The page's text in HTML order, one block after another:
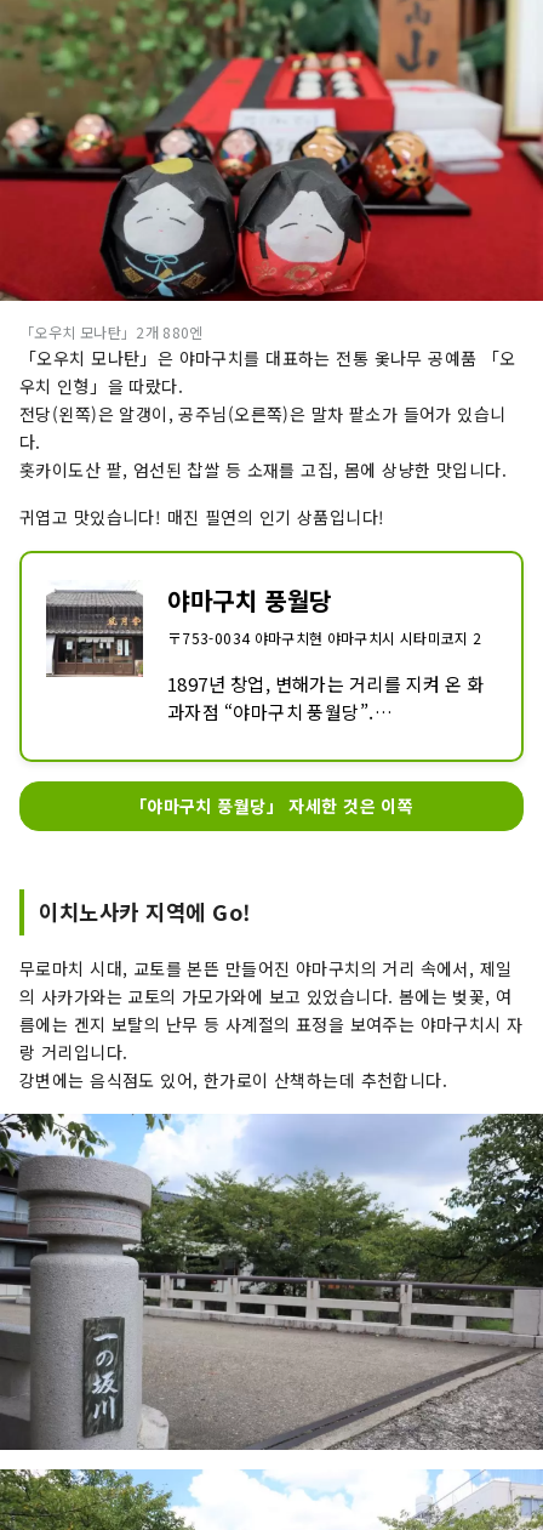
「오우치 모나탄」2개 880엔
「오우치 모나탄」은 야마구치를 대표하는 전통 옻나무 공예품 「오
우치 인형」을 따랐다.
전당(왼쪽)은 알갱이, 공주님(오른쪽)은 말차 팥소가 들어가 있습니
다.
홋카이도산 팥, 엄선된 찹쌀 등 소재를 고집, 몸에 상냥한 맛입니다.
귀엽고 맛있습니다! 매진 필연의 인기 상품입니다!
야마구치 풍월당
〒753-0034 야마구치현 야마구치시 시타미코지 2
1897년 창업, 변해가는 거리를 지켜 온 화
과자점 “야마구치 풍월당”.
리를 둔 명과」를 제공하고 있습니다.
한중간이나 만주, 계절의 화과자가 즐비하
사계절을 미각으로 느껴 보지 않겠습니까.
「야마구치 풍월당」 자세한 것은 이쪽
이치노사카 지역에 Go!
무로마치 시대, 교토를 본뜬 만들어진 야마구치의 거리 속에서, 제일
의 사카가와는 교토의 가모가와에 보고 있었습니다. 봄에는 벚꽃, 여
름에는 겐지 보탈의 난무 등 사계절의 표정을 보여주는 야마구치시 자
랑 거리입니다.
강변에는 음식점도 있어, 한가로이 산책하는데 추천합니다.